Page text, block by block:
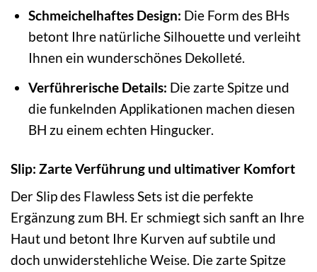
Schmeichelhaftes Design: Die Form des BHs
betont Ihre natürliche Silhouette und verleiht
Ihnen ein wunderschönes Dekolleté.
Verführerische Details: Die zarte Spitze und
die funkelnden Applikationen machen diesen
BH zu einem echten Hingucker.
Slip: Zarte Verführung und ultimativer Komfort
Der Slip des Flawless Sets ist die perfekte
Ergänzung zum BH. Er schmiegt sich sanft an Ihre
Haut und betont Ihre Kurven auf subtile und
doch unwiderstehliche Weise. Die zarte Spitze